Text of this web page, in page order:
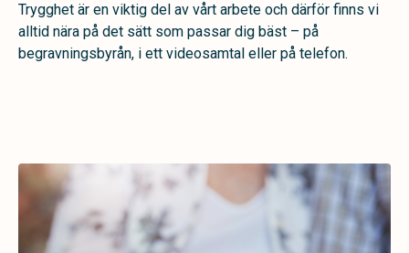
Trygghet är en viktig del av vårt arbete och därför finns vi
alltid nära på det sätt som passar dig bäst – på
begravningsbyrån, i ett videosamtal eller på telefon.